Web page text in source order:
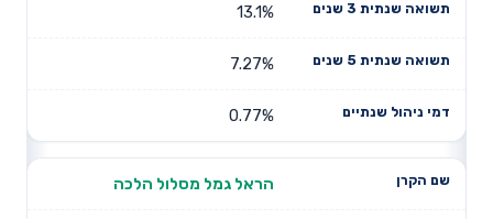
13.1%
7.27%
0.77%
הראל גמל מסלול הלכה